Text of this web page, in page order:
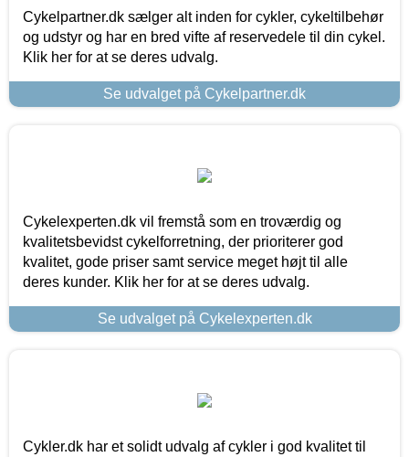
Cykelpartner.dk sælger alt inden for cykler, cykeltilbehør
og udstyr og har en bred vifte af reservedele til din cykel.
Klik her for at se deres udvalg.
Se udvalget på Cykelpartner.dk
Cykelexperten.dk vil fremstå som en troværdig og
kvalitetsbevidst cykelforretning, der prioriterer god
kvalitet, gode priser samt service meget højt til alle
deres kunder. Klik her for at se deres udvalg.
Se udvalget på Cykelexperten.dk
Cykler.dk har et solidt udvalg af cykler i god kvalitet til